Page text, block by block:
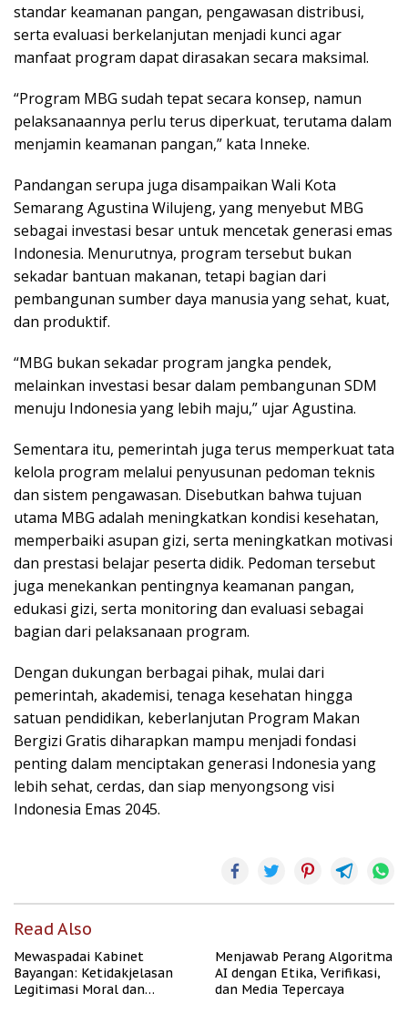
standar keamanan pangan, pengawasan distribusi,
serta evaluasi berkelanjutan menjadi kunci agar
manfaat program dapat dirasakan secara maksimal.
“Program MBG sudah tepat secara konsep, namun
pelaksanaannya perlu terus diperkuat, terutama dalam
menjamin keamanan pangan,” kata Inneke.
Pandangan serupa juga disampaikan Wali Kota
Semarang Agustina Wilujeng, yang menyebut MBG
sebagai investasi besar untuk mencetak generasi emas
Indonesia. Menurutnya, program tersebut bukan
sekadar bantuan makanan, tetapi bagian dari
pembangunan sumber daya manusia yang sehat, kuat,
dan produktif.
“MBG bukan sekadar program jangka pendek,
melainkan investasi besar dalam pembangunan SDM
menuju Indonesia yang lebih maju,” ujar Agustina.
Sementara itu, pemerintah juga terus memperkuat tata
kelola program melalui penyusunan pedoman teknis
dan sistem pengawasan. Disebutkan bahwa tujuan
utama MBG adalah meningkatkan kondisi kesehatan,
memperbaiki asupan gizi, serta meningkatkan motivasi
dan prestasi belajar peserta didik. Pedoman tersebut
juga menekankan pentingnya keamanan pangan,
edukasi gizi, serta monitoring dan evaluasi sebagai
bagian dari pelaksanaan program.
Dengan dukungan berbagai pihak, mulai dari
pemerintah, akademisi, tenaga kesehatan hingga
satuan pendidikan, keberlanjutan Program Makan
Bergizi Gratis diharapkan mampu menjadi fondasi
penting dalam menciptakan generasi Indonesia yang
lebih sehat, cerdas, dan siap menyongsong visi
Indonesia Emas 2045.
Read Also
Mewaspadai Kabinet
Bayangan: Ketidakjelasan
Legitimasi Moral dan
Menjawab Perang Algoritma
AI dengan Etika, Verifikasi,
dan Media Tepercaya